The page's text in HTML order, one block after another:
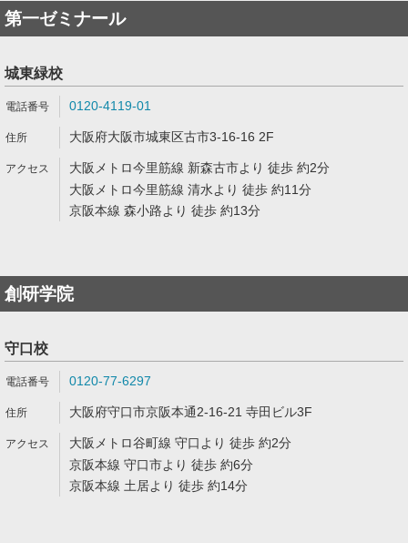
第一ゼミナール
城東緑校
0120-4119-01
大阪府大阪市城東区古市3-16-16 2F
大阪メトロ今里筋線 新森古市より 徒歩 約2分
大阪メトロ今里筋線 清水より 徒歩 約11分
京阪本線 森小路より 徒歩 約13分
創研学院
守口校
0120-77-6297
大阪府守口市京阪本通2-16-21 寺田ビル3F
大阪メトロ谷町線 守口より 徒歩 約2分
京阪本線 守口市より 徒歩 約6分
京阪本線 土居より 徒歩 約14分